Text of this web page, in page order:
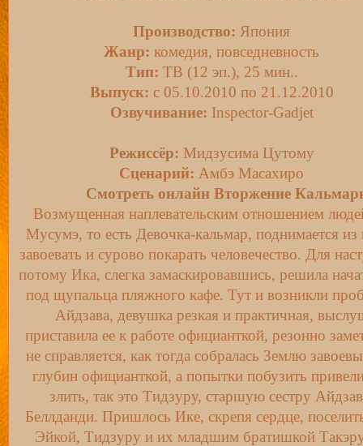
Производство: Япония
Жанр: комедия, повседневность
Тип: ТВ (12 эп.), 25 мин..
Выпуск: c 05.10.2010 по 21.12.2010
Озвучивание: Inspector-Gadjet
Режиссёр: Мидзусима Цутому
Сценарий: Амбэ Масахиро
Смотреть онлайн Вторжение
Возмущенная наплевательским отношением
Мусумэ, то есть Девочка-кальмар, поднимается
завоевать и сурово покарать человечество. Для
потому Ика, слегка замаскировавшись, решила
под щупальца пляжного кафе. Тут и возникли
Айдзава, девушка резкая и практичная,
приставила ее к работе официанткой, резонно
не справляется, как тогда собралась Землю
глубин официанткой, а попытки побузить
злить, так это Тидзуру, старшую сестру
Беллданди. Пришлось Ике, скрепя сердце,
Эйкой, Тидзуру и их младшим братишкой